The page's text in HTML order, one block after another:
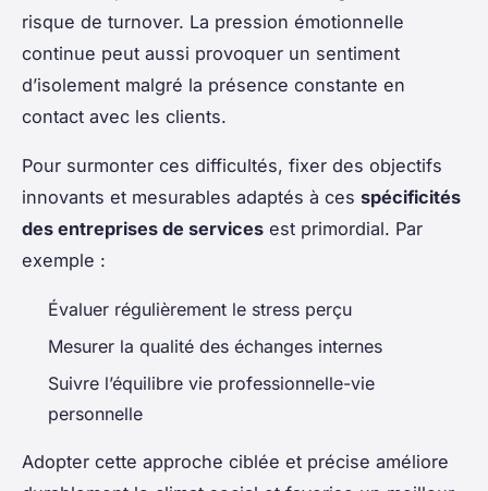
risque de turnover. La pression émotionnelle
continue peut aussi provoquer un sentiment
d’isolement malgré la présence constante en
contact avec les clients.
Pour surmonter ces difficultés, fixer des objectifs
innovants et mesurables adaptés à ces spécificités
des entreprises de services est primordial. Par
exemple :
Évaluer régulièrement le stress perçu
Mesurer la qualité des échanges internes
Suivre l’équilibre vie professionnelle-vie
personnelle
Adopter cette approche ciblée et précise améliore